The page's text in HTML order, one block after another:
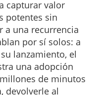
capturar valor
potentes sin
a una recurrencia
por sí solos: a
lanzamiento, el
una adopción
de minutos
devolverle al